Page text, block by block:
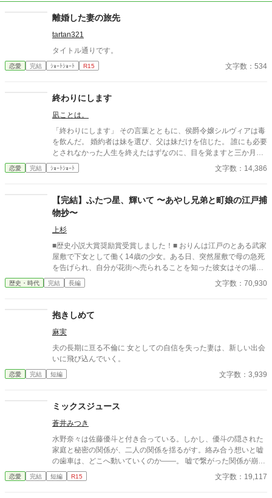
離婚した妻の旅先
tartan321
タイトル通りです。
恋愛 完結 ｼｮｰﾄｼｮｰﾄ R15 文字数：534
終わりにします
凪ことは。
「終わりにします」 その言葉とともに、侯爵令嬢シルヴィアは毒
を飲んだ。 婚約者は妹を選び、父は妹だけを信じた。 誰にも必要
とされなかった人生を終えたはずなのに、目を覚ますと三か月前
へと時間は巻き戻っていた。 もう、誰かに愛されるためだけに生
きるのはやめよう。 そう決めた彼女は、静かに運命を書き換えて
めの物語。
恋愛 完結 ｼｮｰﾄｼｮｰﾄ 文字数：14,386
【完結】ふたつ星、輝いて 〜あやし兄弟と町娘の江戸捕
物抄〜
上杉
■歴史小説大賞奨励賞受賞しました！■ おりんは江戸のとある武家
屋敷で下女として働く14歳の少女。ある日、突然屋敷で母の急死
を告げられ、自分が花街へ売られることを知った彼女はその場か
ら逃げだした。 母は殺されたのかもしれない――そんな絶望のど
ん底にいたおりんに声をかけたのは、奉行所で同心として働く有
で住み込みで働くことが決まる。そこで彼の兄――有島清之進と
ともに生活を始めるのだが、病弱という噂とはかけ離れた腕っぷ
しのよさに、おりんは驚きを隠せない。 そうしてともに生活しな
がら少しづつ心を開いていった――その矢先のことだった。 母の
命を奪った犯人が発覚すると同時に、何故か兄清之進に凶刃が迫
です！お楽しみください！ ※フィクションです。 ※周辺の歴史事
歴史・時代 完結 長編 文字数：70,930
抱きしめて
麻実
夫の長期に亘る不倫に 女としての自信を失った妻は、新しい出会
いに飛び込んでいく。
恋愛 完結 短編 文字数：3,939
ミックスジュース
蒼井みつき
水野奈々は佐藤優斗と付き合っている。しかし、優斗の隠された
家庭と秘密の関係が、二人の関係を揺るがす。絡み合う想いと嘘
の歯車は、どこへ動いていくのか――。 嘘で繋がった関係が崩れ
ていく、愛と裏切りのドロドロ恋愛。
恋愛 完結 短編 R15 文字数：19,117